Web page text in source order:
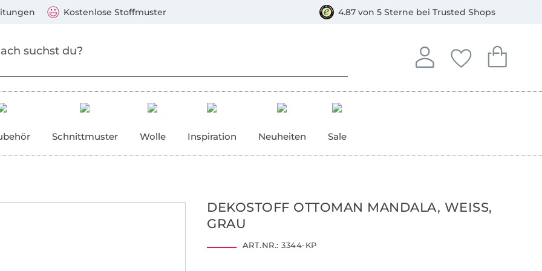
Kostenlose Stoffmuster 4.87 von 5 Sterne bei Trusted Shops
Anmelden
In deinem Konto
Deine
Du hast keine
Dein
Du hast
Schnittmuster Wolle Inspiration Neuheiten Sale
DEKOSTOFF OTTOMAN MANDALA, WEISS,
GRAU
ART.NR.: 3344-KP
Mastercard, PayPal, Giropay, Kauf auf Rechnung, Vorkasse